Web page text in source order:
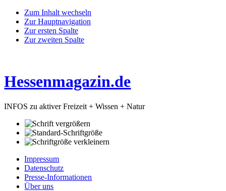
Zum Inhalt wechseln
Zur Hauptnavigation
Zur ersten Spalte
Zur zweiten Spalte
Hessenmagazin.de
INFOS zu aktiver Freizeit + Wissen + Natur
Impressum
Datenschutz
Presse-Informationen
Über uns